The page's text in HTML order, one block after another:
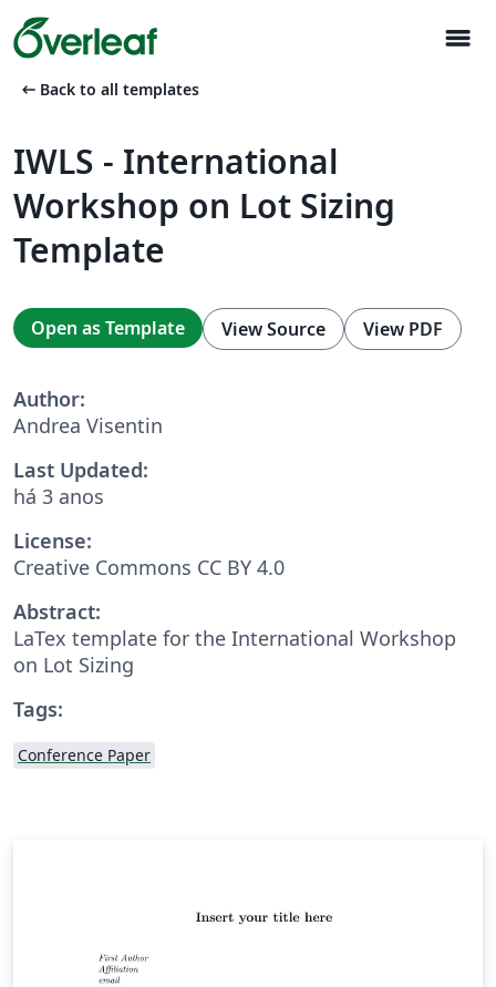
menu
arrow_left_alt Back to all templates
IWLS - International
Workshop on Lot Sizing
Template
Open as Template View Source View PDF
Author:
Andrea Visentin
Last Updated:
há 3 anos
License:
Creative Commons CC BY 4.0
Abstract:
LaTex template for the International Workshop
on Lot Sizing
Tags:
Conference Paper